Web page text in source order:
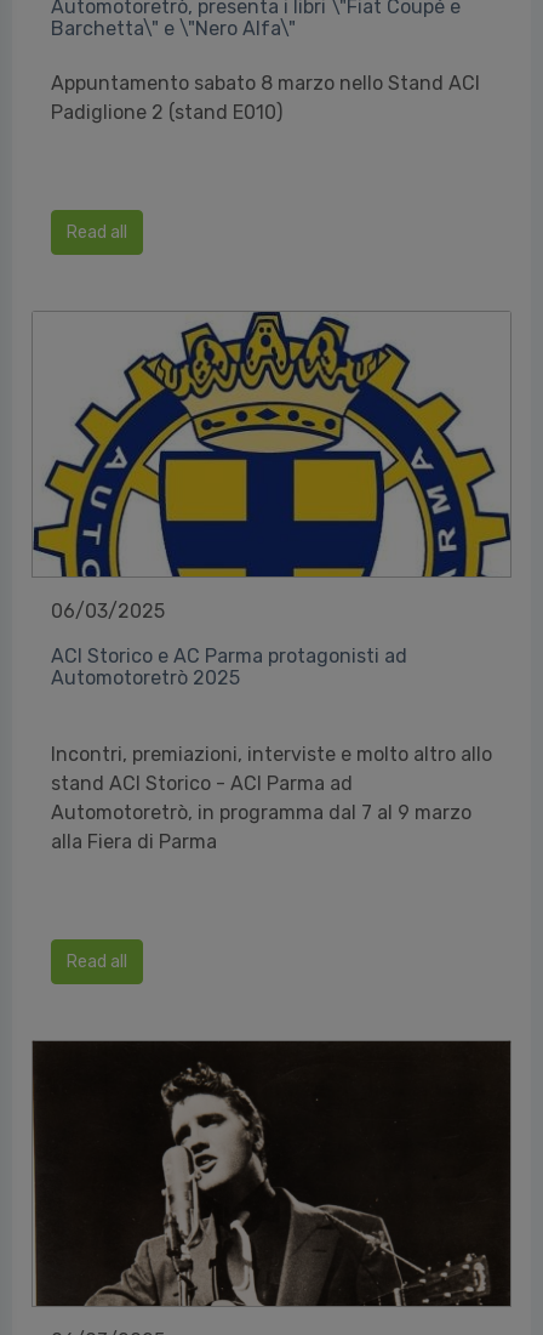
Automotoretrò, presenta i libri \"Fiat Coupé e
Barchetta\" e \"Nero Alfa\"
Appuntamento sabato 8 marzo nello Stand ACI
Padiglione 2 (stand E010)
Read all
06/03/2025
ACI Storico e AC Parma protagonisti ad
Automotoretrò 2025
Incontri, premiazioni, interviste e molto altro allo
stand ACI Storico - ACI Parma ad
Automotoretrò, in programma dal 7 al 9 marzo
alla Fiera di Parma
Read all